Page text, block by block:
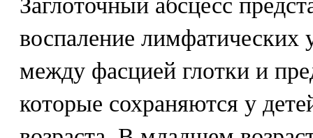
Заглоточный абсцесс
воспаление лимфатических
между фасцией глотки и
которые сохраняются у